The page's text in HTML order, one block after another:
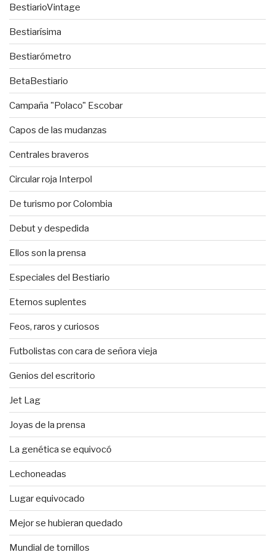
BestiarioVintage
Bestiarísima
Bestiarómetro
BetaBestiario
Campaña "Polaco" Escobar
Capos de las mudanzas
Centrales braveros
Circular roja Interpol
De turismo por Colombia
Debut y despedida
Ellos son la prensa
Especiales del Bestiario
Eternos suplentes
Feos, raros y curiosos
Futbolistas con cara de señora vieja
Genios del escritorio
Jet Lag
Joyas de la prensa
La genética se equivocó
Lechoneadas
Lugar equivocado
Mejor se hubieran quedado
Mundial de tornillos